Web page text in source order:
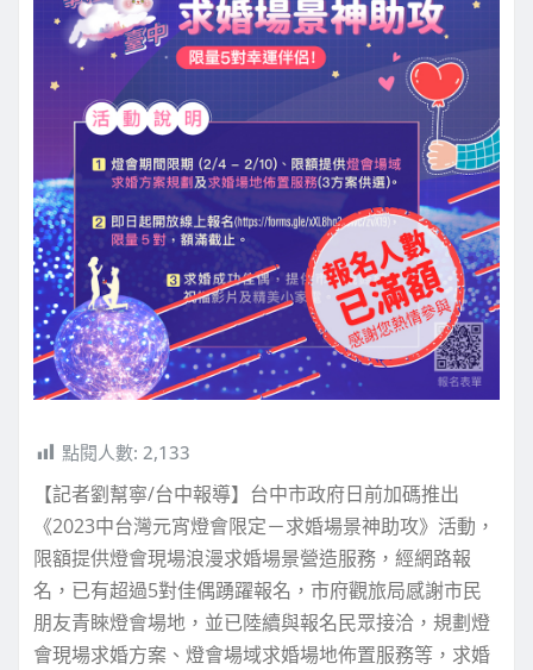
點閱人數: 2,133
【記者劉幫寧/台中報導】台中市政府日前加碼推出
《2023中台灣元宵燈會限定－求婚場景神助攻》活動，
限額提供燈會現場浪漫求婚場景營造服務，經網路報
名，已有超過5對佳偶踴躍報名，市府觀旅局感謝市民
朋友青睞燈會場地，並已陸續與報名民眾接洽，規劃燈
會現場求婚方案、燈會場域求婚場地佈置服務等，求婚